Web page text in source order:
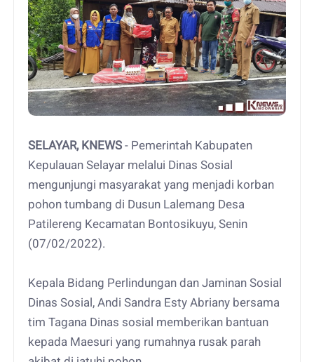
SELAYAR, KNEWS - Pemerintah Kabupaten
Kepulauan Selayar melalui Dinas Sosial
mengunjungi masyarakat yang menjadi korban
pohon tumbang di Dusun Lalemang Desa
Patilereng Kecamatan Bontosikuyu, Senin
(07/02/2022).
Kepala Bidang Perlindungan dan Jaminan Sosial
Dinas Sosial, Andi Sandra Esty Abriany bersama
tim Tagana Dinas sosial memberikan bantuan
kepada Maesuri yang rumahnya rusak parah